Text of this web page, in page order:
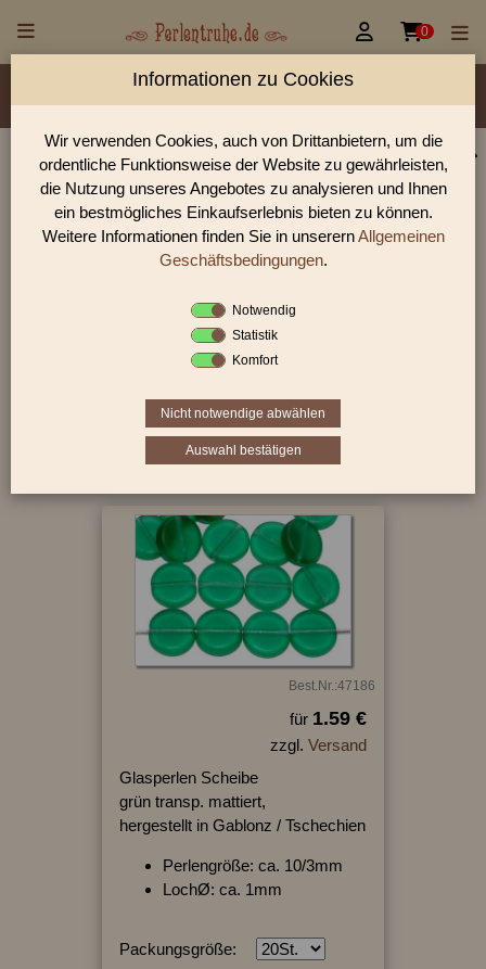
 0
Material/Glassorte Sorte/Form Farbe
Größen
Lochdurchmesser
Perlen Shop für gedrückte Perlen Linsen &
Scheiben
In unserem Perlen Shop finden sie zahlreich gedrückte Perlen
Linsen & Scheiben und viele weiter Glasperlen.
Sie befinden sich in folgender Kategorie:
gedrückte Perlen|Linsen & Scheiben
1 2 3
Best.Nr.:47186
für 1.59 €
zzgl. Versand
Glasperlen Scheibe
grün transp. mattiert,
hergestellt in Gablonz / Tschechien
Perlengröße: ca. 10/3mm
LochØ: ca. 1mm
Packungsgröße:
Informationen zu Cookies
Wir verwenden Cookies, auch von Drittanbietern, um die
ordentliche Funktionsweise der Website zu gewährleisten,
die Nutzung unseres Angebotes zu analysieren und Ihnen
ein bestmögliches Einkaufserlebnis bieten zu können.
Weitere Informationen finden Sie in unserernAllgemeinen
Geschäftsbedingungen.
Notwendig
Statistik
Komfort
Nicht notwendige abwählen
Auswahl bestätigen